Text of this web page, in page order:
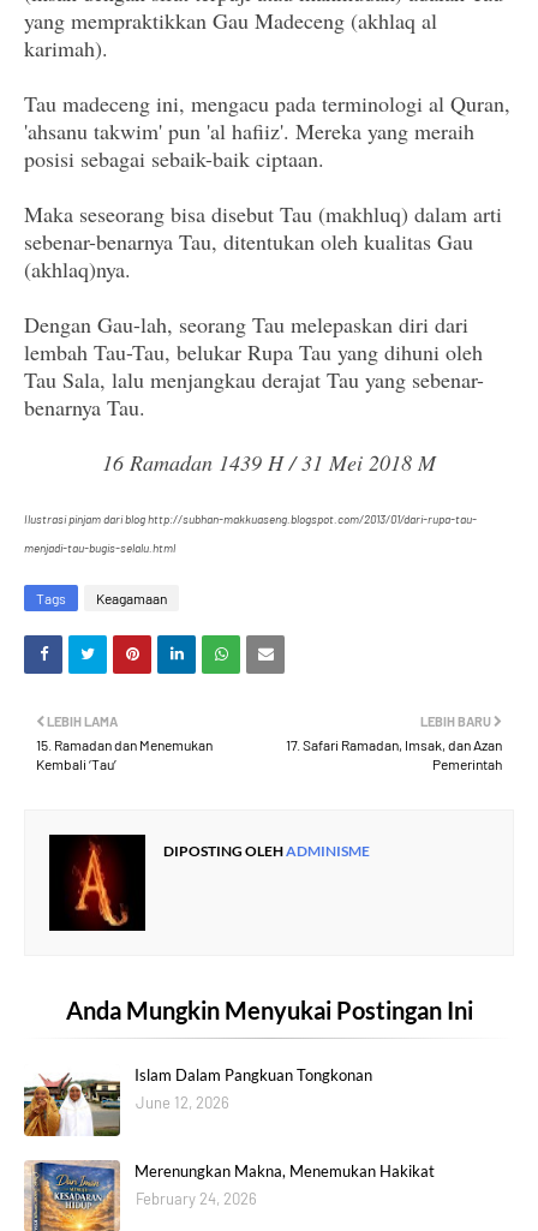
yang mempraktikkan Gau Madeceng (akhlaq al
karimah).
Tau madeceng ini, mengacu pada terminologi al Quran,
'ahsanu takwim' pun 'al hafiiz'. Mereka yang meraih
posisi sebagai sebaik-baik ciptaan.
Maka seseorang bisa disebut Tau (makhluq) dalam arti
sebenar-benarnya Tau, ditentukan oleh kualitas Gau
(akhlaq)nya.
Dengan Gau-lah, seorang Tau melepaskan diri dari
lembah Tau-Tau, belukar Rupa Tau yang dihuni oleh
Tau Sala, lalu menjangkau derajat Tau yang sebenar-
benarnya Tau.
16 Ramadan 1439 H / 31 Mei 2018 M
Ilustrasi pinjam dari blog http://subhan-makkuaseng.blogspot.com/2013/01/dari-rupa-tau-
menjadi-tau-bugis-selalu.html
Tags Keagamaan
LEBIH BARU
17. Safari Ramadan, Imsak, dan Azan
Pemerintah
LEBIH LAMA
15. Ramadan dan Menemukan
Kembali ‘Tau’
DIPOSTING OLEHADMINISME
Anda Mungkin Menyukai Postingan Ini
Islam Dalam Pangkuan Tongkonan
June 12, 2026
Merenungkan Makna, Menemukan Hakikat
February 24, 2026